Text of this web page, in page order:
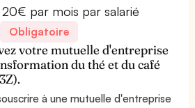
par mois par salarié
Obligatoire
votre mutuelle d'entreprise
du thé et du café
à une mutuelle d'entreprise